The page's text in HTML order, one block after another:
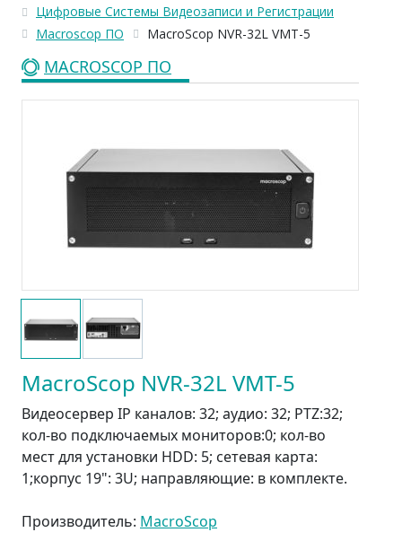
Цифровые Системы Видеозаписи и Регистрации
Macroscop ПО
MacroScop NVR-32L VMT-5
MACROSCOP ПО
MacroScop NVR-32L VMT-5
Видеосервер IP каналов: 32; аудио: 32; PTZ:32;
кол-во подключаемых мониторов:0; кол-во
мест для установки HDD: 5; сетевая карта:
1;корпус 19": 3U; направляющие: в комплекте.
Производитель: MacroScop